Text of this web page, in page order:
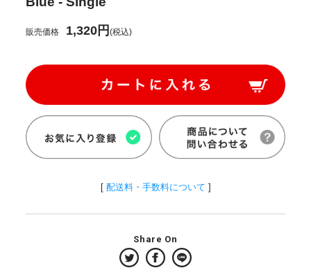
販売価格 1,320円(税込)
[ 配送料・手数料について ]
Share On